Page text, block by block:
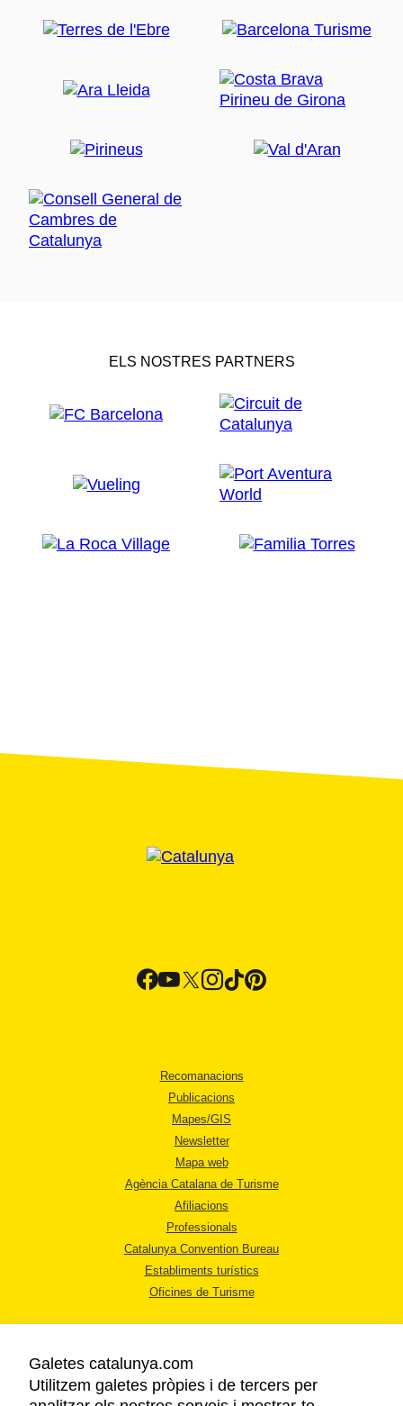
ELS NOSTRES PARTNERS
Recomanacions
Publicacions
Mapes/GIS
Newsletter
Mapa web
Agència Catalana de Turisme
Afiliacions
Professionals
Catalunya Convention Bureau
Establiments turístics
Oficines de Turisme
Galetes catalunya.com
Utilitzem galetes pròpies i de tercers per